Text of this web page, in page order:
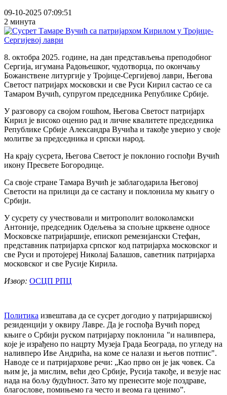
09-10-2025 07:09:51
2 минута
8. октобра 2025. године, на дан представљења преподобног
Сергија, игумана Радоњешког, чудотворца, по окончању
Божанствене литургије у Тројице-Сергијевој лаври, Његова
Светост патријарх московски и све Руси Кирил састао се са
Тамаром Вучић, супругом председника Републике Србије.
У разговору са својом гошћом, Његова Светост патријарх
Кирил је високо оценио рад и личне квалитете председника
Републике Србије Александра Вучића и такође уверио у своје
молитве за председника и српски народ.
На крају сусрета, Његова Светост је поклонио госпођи Вучић
икону Пресвете Богородице.
Са своје стране Тамара Вучић је заблагодарила Његовој
Светости на прилици да се састану и поклонила му књигу о
Србији.
У сусрету су учествовали и митрополит волоколамски
Антоније, председник Одељења за спољне црквене односе
Московске патријаршије, епископ ремезијански Стефан,
представник патријарха српског код патријарха московског и
све Руси и протојереј Николај Балашов, саветник патријарха
московског и све Русије Кирила.
Извор: ОСЦП РПЦ
Политика извештава да се сусрет догодио у патријаршиској
резиденцији у оквиру Лавре. Да је госпођа Вучић поред
књиге о Србији руском патријарху поклонила "и наливпера,
које је израђено по нацрту Музеја Града Београда, по угледу на
наливперо Иве Андрића, на коме се налази и његов потпис".
Наводе се и патријархове речи: „Као прво он је јак човек. Са
њим је, ја мислим, већи део Србије, Русија такође, и везује нас
нада на бољу будућност. Зато му пренесите моје поздраве,
благослове, помињемо га често и веома га ценимо”.